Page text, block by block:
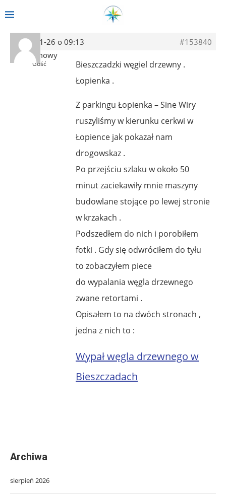
2021-11-26 o 09:13
#153840
Anonimowy
Gość
Bieszczadzki węgiel drzewny .
Łopienka .
Z parkingu Łopienka – Sine Wiry
ruszyliśmy w kierunku cerkwi w
Łopience jak pokazał nam
drogowskaz .
Po przejściu szlaku w około 50
minut zaciekawiły mnie maszyny
budowlane stojące po lewej stronie
w krzakach .
Podszedłem do nich i porobiłem
fotki . Gdy się odwróciłem do tyłu
to zobaczyłem piece
do wypalania węgla drzewnego
zwane retortami .
Opisałem to na dwóch stronach ,
jedna z nich to :
Wypał węgla drzewnego w
Bieszczadach
Archiwa
sierpień 2026